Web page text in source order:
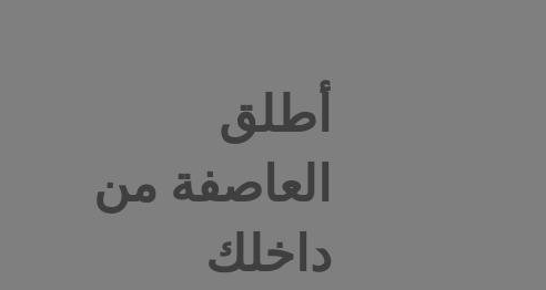
أطلق
العاصفة من
داخلك